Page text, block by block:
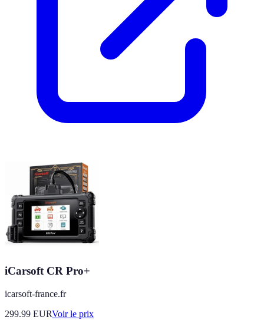
iCarsoft CR Pro+
icarsoft-france.fr
299.99 EURVoir le prix